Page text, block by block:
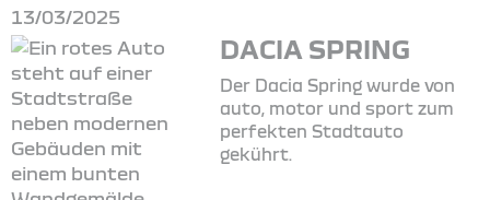
13/03/2025
DACIA SPRING
Der Dacia Spring wurde von
auto, motor und sport zum
perfekten Stadtauto
gekührt.